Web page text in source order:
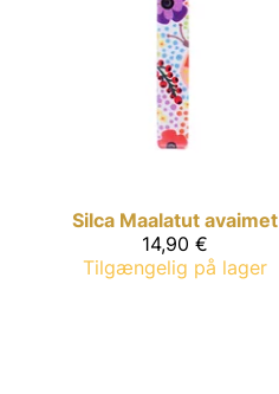
Silca Maalatut avaimet
14,90 €
Tilgængelig på lager